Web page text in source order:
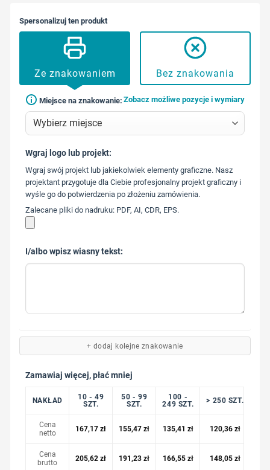
Spersonalizuj ten produkt
Ze znakowaniem Bez znakowania
Miejsce na znakowanie: Zobacz możliwe pozycje i wymiary
573 568
217
Wgraj logo lub projekt:
Wgraj swój projekt lub jakiekolwiek elementy graficzne. Nasz
projektant przygotuje dla Ciebie profesjonalny projekt graficzny i
wyśle go do potwierdzenia po złożeniu zamówienia.
Zalecane pliki do nadruku: PDF, AI, CDR, EPS.
I/albo wpisz wiasny tekst:
+ dodaj kolejne znakowanie
Zamawiaj więcej, płać mniej
NAKŁAD
10 - 49
SZT.
50 - 99
SZT.
100 -
249 SZT.
> 250 SZT.
Cena
netto
167,17zł 155,47zł 135,41 zł 120,36 zł
Cena
brutto
205,62zł 191,23zł 166,55 zł 148,05 zł